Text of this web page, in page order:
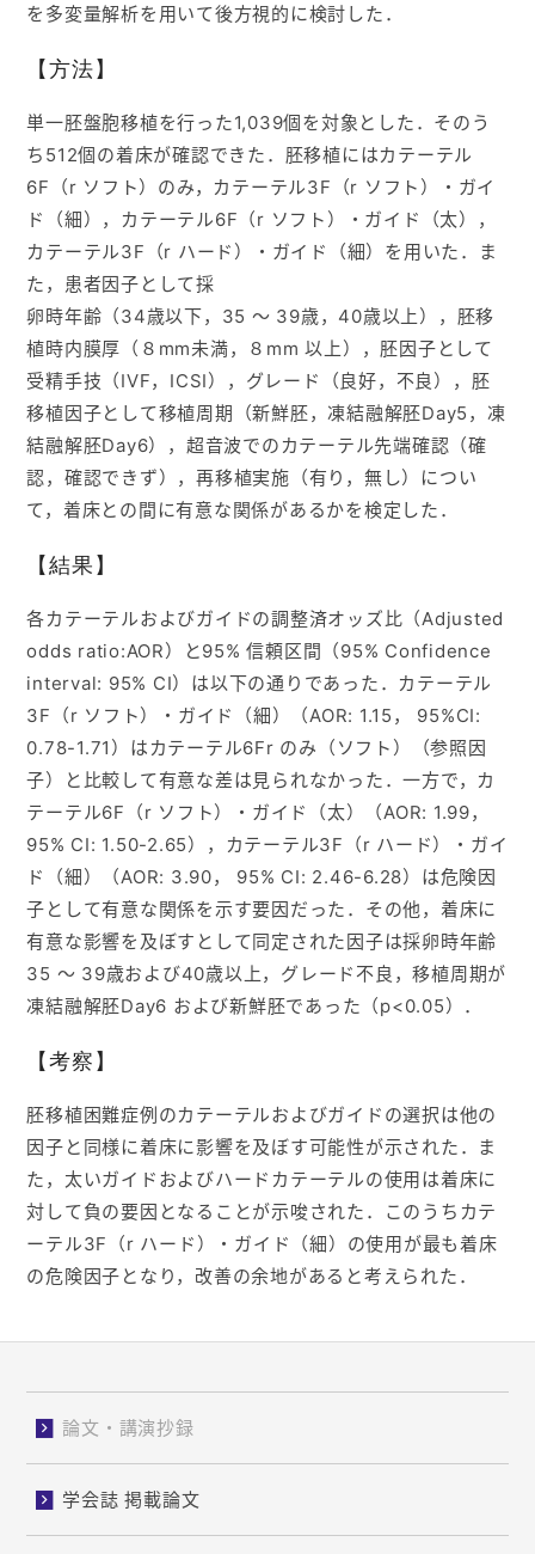
を多変量解析を用いて後方視的に検討した．
【方法】
単一胚盤胞移植を行った1,039個を対象とした．そのう
ち512個の着床が確認できた．胚移植にはカテーテル
6F（r ソフト）のみ，カテーテル3F（r ソフト）・ガイ
ド（細），カテーテル6F（r ソフト）・ガイド（太），
カテーテル3F（r ハード）・ガイド（細）を用いた．ま
た，患者因子として採
卵時年齢（34歳以下，35 ～ 39歳，40歳以上），胚移
植時内膜厚（８mm未満，８mm 以上），胚因子として
受精手技（IVF，ICSI），グレード（良好，不良），胚
移植因子として移植周期（新鮮胚，凍結融解胚Day5，凍
結融解胚Day6），超音波でのカテーテル先端確認（確
認，確認できず），再移植実施（有り，無し）につい
て，着床との間に有意な関係があるかを検定した．
【結果】
各カテーテルおよびガイドの調整済オッズ比（Adjusted
odds ratio:AOR）と95% 信頼区間（95% Confidence
interval: 95% CI）は以下の通りであった．カテーテル
3F（r ソフト）・ガイド（細）（AOR: 1.15， 95%CI:
0.78-1.71）はカテーテル6Fr のみ（ソフト）（参照因
子）と比較して有意な差は見られなかった．一方で，カ
テーテル6F（r ソフト）・ガイド（太）（AOR: 1.99，
95% CI: 1.50-2.65），カテーテル3F（r ハード）・ガイ
ド（細）（AOR: 3.90， 95% CI: 2.46-6.28）は危険因
子として有意な関係を示す要因だった．その他，着床に
有意な影響を及ぼすとして同定された因子は採卵時年齢
35 ～ 39歳および40歳以上，グレード不良，移植周期が
凍結融解胚Day6 および新鮮胚であった（p<0.05）．
【考察】
胚移植困難症例のカテーテルおよびガイドの選択は他の
因子と同様に着床に影響を及ぼす可能性が示された．ま
た，太いガイドおよびハードカテーテルの使用は着床に
対して負の要因となることが示唆された．このうちカテ
ーテル3F（r ハード）・ガイド（細）の使用が最も着床
の危険因子となり，改善の余地があると考えられた．
論文・講演抄録
学会誌 掲載論文